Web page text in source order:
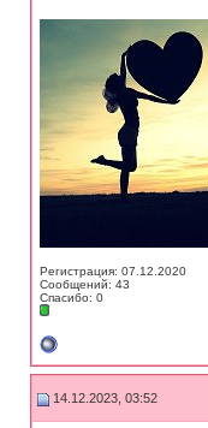
Регистрация: 07.12.2020
Сообщений: 43
Спасибо: 0
14.12.2023, 03:52